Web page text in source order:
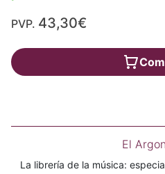
PVP. 43,30€
El
La librería de la música: